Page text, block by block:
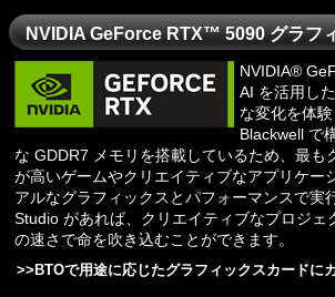
NVIDIA GeForce RTX™ 5090 グラフ
NVIDIA®
AI を活用し
な変化を体
Blackwell で
な GDDR7 メモリを搭載しているため、最も
が高いゲームやクリエイティブなアプリケー
アルなグラフィックスとパフォーマンスで実
Studio があれば、クリエイティブなプロジェ
の速さで命を吹き込むことができます。
>> BTOで用途に応じたグラフィックスカードに